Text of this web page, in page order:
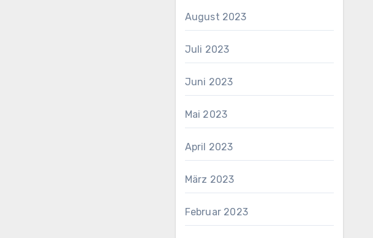
August 2023
Juli 2023
Juni 2023
Mai 2023
April 2023
März 2023
Februar 2023